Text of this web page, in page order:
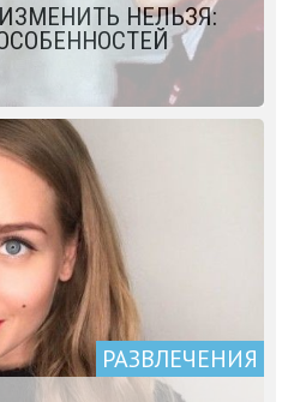
НЕЛЬЗЯ:
РАЗВЛЕЧЕНИЯ